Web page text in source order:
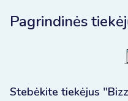
Pagrindinės
Stebėkite tiekėjus